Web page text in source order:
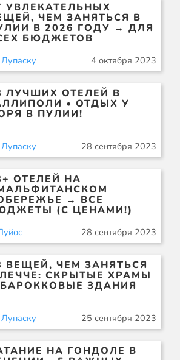
УВЛЕКАТЕЛЬНЫХ
ЧЕМ ЗАНЯТЬСЯ В
В 2026 ГОДУ → ДЛЯ
БЮДЖЕТОВ
4 октября 2023
ЛУЧШИХ ОТЕЛЕЙ В
• ОТДЫХ У
В ПУЛИИ!
28 сентября 2023
ОТЕЛЕЙ НА
→ ВСЕ
(С ЦЕНАМИ!)
28 сентября 2023
ВЕЩЕЙ, ЧЕМ ЗАНЯТЬСЯ
СКРЫТЫЕ ХРАМЫ
ЗДАНИЯ
25 сентября 2023
НА ГОНДОЛЕ В